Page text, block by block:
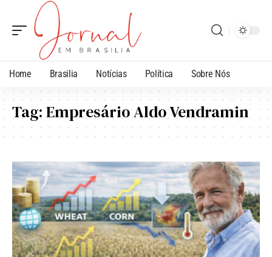
Home Brasilia Notícias Política Sobre Nós
Tag:Empresário Aldo Vendramin